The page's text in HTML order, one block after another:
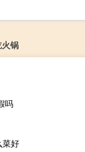
锅
吗
菜好